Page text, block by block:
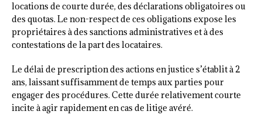
locations de courte durée, des déclarations obligatoires ou
des quotas. Le non-respect de ces obligations expose les
propriétaires à des sanctions administratives et à des
contestations de la part des locataires.
Le délai de prescription des actions en justice s’établit à 2
ans, laissant suffisamment de temps aux parties pour
engager des procédures. Cette durée relativement courte
incite à agir rapidement en cas de litige avéré.